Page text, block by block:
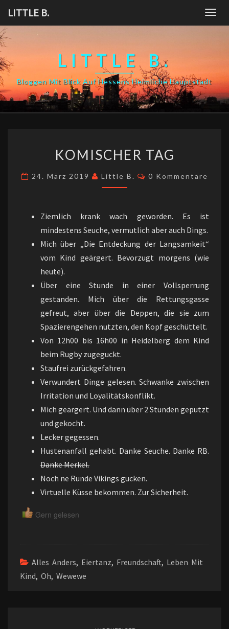
content
LITTLE B.
LITTLE B.
Bloggen Mit Blick Auf Hessens Heimliche Hauptstadt
TAG
KOMISCHER TAG
24. März 2019 Little B. Kommentare
0 Kommentare
Ziemlich krank wach geworden. Es ist
mindestens Seuche, vermutlich aber auch Dings.
Mich über „Die Entdeckung der Langsamkeit“
vom Kind geärgert. Bevorzugt morgens (wie
heute).
Über eine Stunde in einer Vollsperrung
gestanden. Mich über die Rettungsgasse
gefreut, aber über die Deppen, die sie zum
Spazierengehen nutzten, den Kopf geschüttelt.
Von 12h00 bis 16h00 in Heidelberg dem Kind
beim Rugby zugeguckt.
Staufrei zurückgefahren.
Verwundert Dinge gelesen. Schwanke zwischen
Irritation und Loyalitätskonflikt.
Mich geärgert. Und dann über 2 Stunden geputzt
und gekocht.
Lecker gegessen.
Hustenanfall gehabt. Danke Seuche. Danke RB.
Danke Merkel.
Noch ne Runde Vikings gucken.
Virtuelle Küsse bekommen. Zur Sicherheit.
Gern gelesen
Alles Anders, Eiertanz, Freundschaft, Leben Mit
Kind, Oh, Wewewe